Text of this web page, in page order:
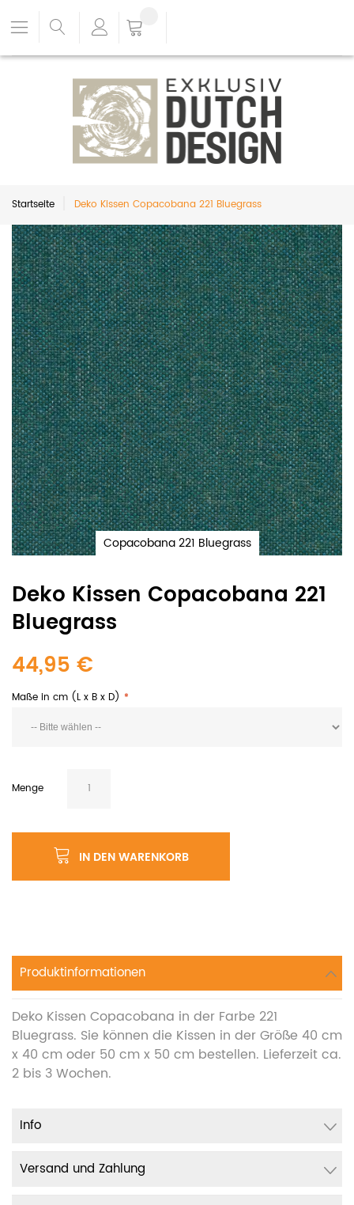
Startseite Deko Kissen Copacobana 221 Bluegrass
Deko Kissen Copacobana 221
Bluegrass
44,95 €
Maße in cm (L x B x D)
Menge
IN DEN WARENKORB
Copacobana 221 Bluegrass
Produktinformationen
Deko Kissen Copacobana in der Farbe 221
Bluegrass. Sie können die Kissen in der Größe 40 cm
x 40 cm oder 50 cm x 50 cm bestellen. Lieferzeit ca.
2 bis 3 Wochen.
Info
Versand und Zahlung